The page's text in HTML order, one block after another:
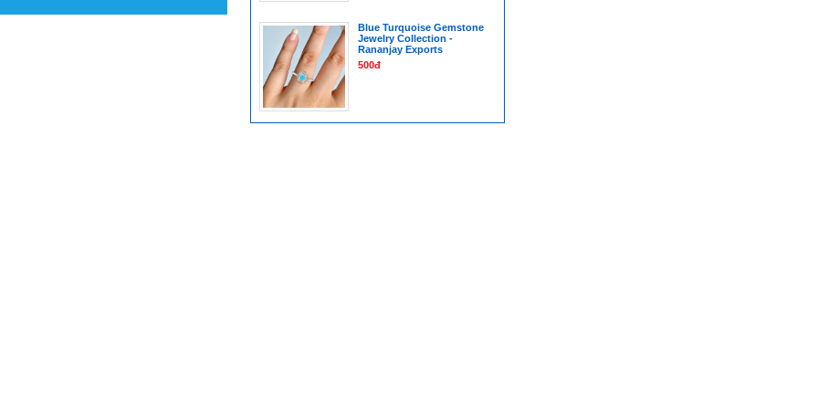
Blue Turquoise Gemstone
Jewelry Collection -
Rananjay Exports
500đ